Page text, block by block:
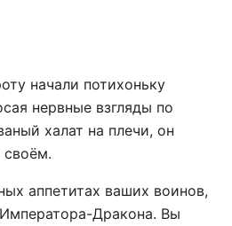
начали потихоньку
нервные взгляды по
халат на плечи, он
своём.
аппетитах ваших воинов,
Дракона. Вы